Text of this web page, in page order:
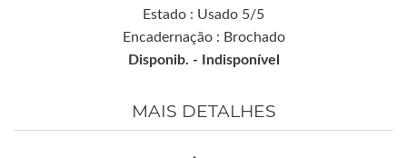
Estado : Usado 5/5
Encadernação : Brochado
Disponib. -
Indisponível
MAIS DETALHES